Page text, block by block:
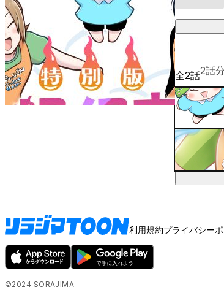
全2話2話
利用規約プライバシー
©2024 SORAJIMA